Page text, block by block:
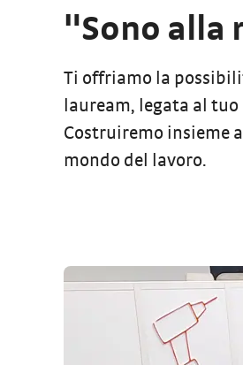
"Sono alla
Ti offriamo la
lauream, legata al
Costruiremo insieme
mondo del lavoro.